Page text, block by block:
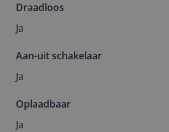
Draadloos
Ja
Aan-uit schakelaar
Ja
Oplaadbaar
Ja